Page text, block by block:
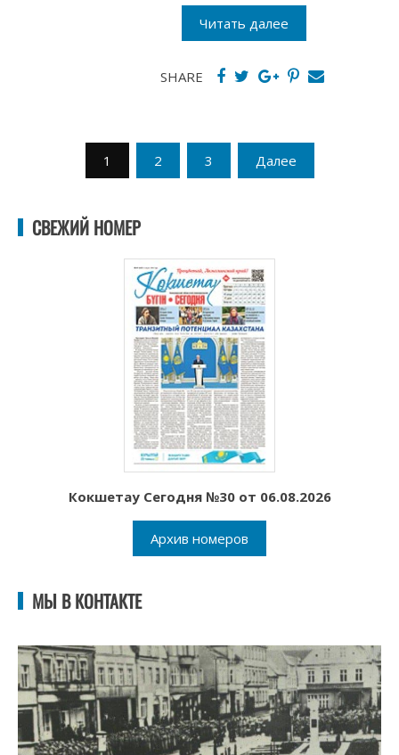
Читать далее
SHARE
Пагинация
записей
1 2 3 Далее
СВЕЖИЙ НОМЕР
Кокшетау Сегодня №30 от 06.08.2026
Архив номеров
МЫ В КОНТАКТЕ